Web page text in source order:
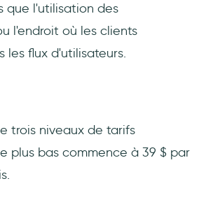
que l'utilisation des
l'endroit où les clients
les flux d'utilisateurs.
trois niveaux de tarifs
plus bas commence à 39 $ par